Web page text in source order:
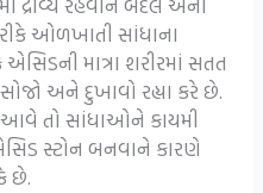
ઓળખાતી સાંધાના
માત્રા શરીરમાં સતત
અને દુખાવો રહ્યા કરે છે.
તો સાંધાઓને કાયમી
સ્ટોન બનવાને કારણે
છે.